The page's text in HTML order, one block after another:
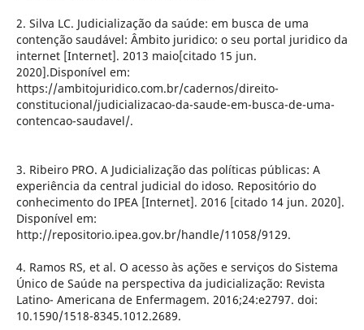
2. Silva LC. Judicialização da saúde: em busca de uma
contenção saudável: Âmbito juridico: o seu portal juridico da
internet [Internet]. 2013 maio[citado 15 jun.
2020].Disponível em:
https://ambitojuridico.com.br/cadernos/direito-
constitucional/judicializacao-da-saude-em-busca-de-uma-
contencao-saudavel/.
3. Ribeiro PRO. A Judicialização das políticas públicas: A
experiência da central judicial do idoso. Repositório do
conhecimento do IPEA [Internet]. 2016 [citado 14 jun. 2020].
Disponível em:
http://repositorio.ipea.gov.br/handle/11058/9129.
4. Ramos RS, et al. O acesso às ações e serviços do Sistema
Único de Saúde na perspectiva da judicialização: Revista
Latino- Americana de Enfermagem. 2016;24:e2797. doi:
10.1590/1518-8345.1012.2689.